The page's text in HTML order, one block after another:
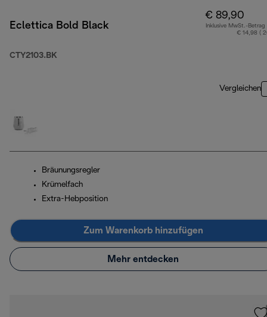
Eclettica Bold Black
CTY2103.BK
€ 89,90
Inklusive MwSt.-Betrag
€ 14,98 (
Vergleichen
Bräunungsregler
Krümelfach
Extra-Hebposition
Zum Warenkorb hinzufügen
Mehr entdecken